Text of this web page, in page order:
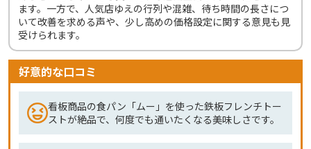
ます。一方で、人気店ゆえの行列や混雑、待ち時間の長さにつ
いて改善を求める声や、少し高めの価格設定に関する意見も見
受けられます。
好意的な口コミ
看板商品の食パン「ムー」を使った鉄板フレンチトー
ストが絶品で、何度でも通いたくなる美味しさです。